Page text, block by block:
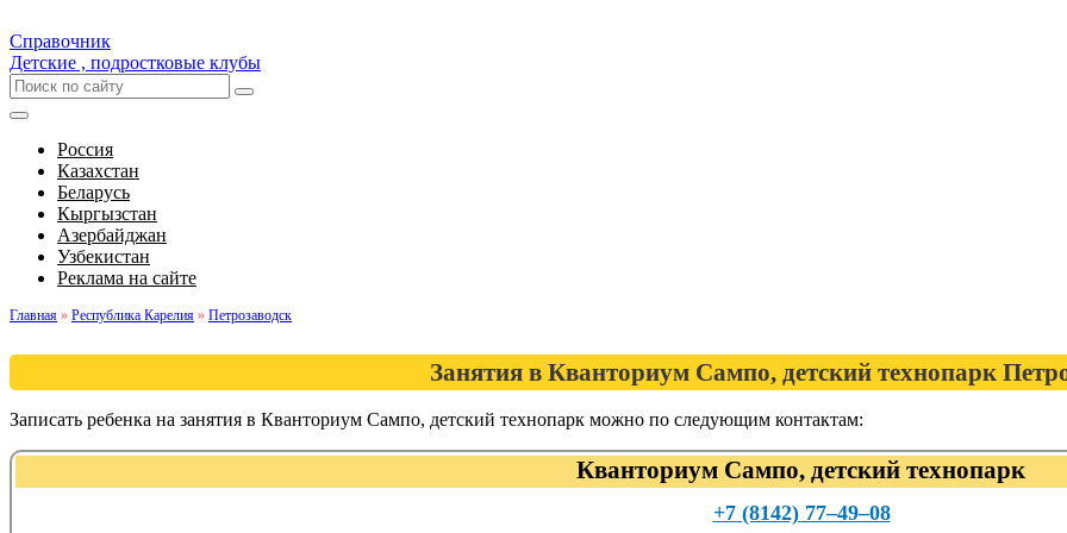
Справочник
Детские , подростковые клубы
Россия
Казахстан
Беларусь
Кыргызстан
Азербайджан
Узбекистан
Реклама на сайте
Главная » Республика Карелия » Петрозаводск
Занятия в Кванториум Сампо, детский технопарк
Записать ребенка на занятия в Кванториум Сампо, детский технопарк можно по следующим контактам:
Кванториум Сампо, детский технопарк
+7 (8142) 77‒49‒08